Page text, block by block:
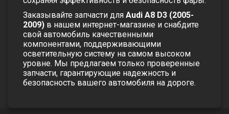
Заказывайте запчасти для Audi A8 D3 (2005-
2009) в нашем интернет-магазине и снабдите
свой автомобиль качественными
компонентами, поддерживающими
осветительную систему на самом высоком
уровне. Мы предлагаем только проверенные
запчасти, гарантирующие надежность и
безопасность вашего автомобиля на дороге.